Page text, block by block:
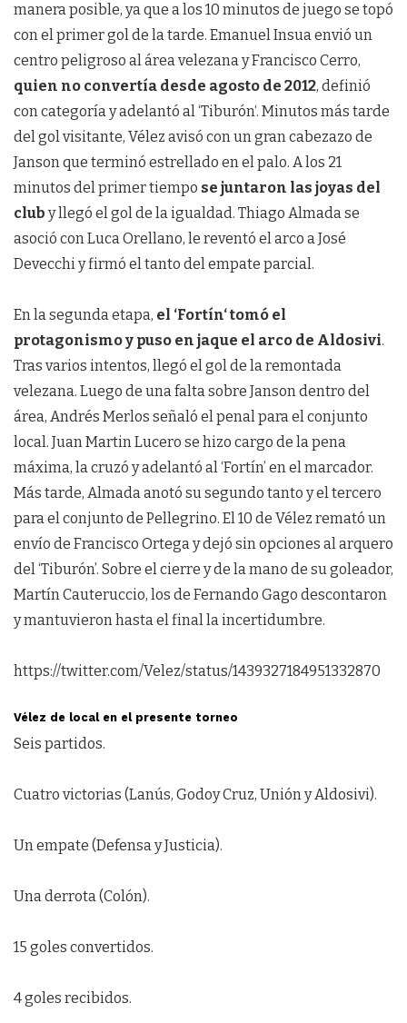
manera posible, ya que a los 10 minutos de juego se topó
con el primer gol de la tarde. Emanuel Insua envió un
centro peligroso al área velezana y Francisco Cerro,
quien no convertía desde agosto de 2012, definió
con categoría y adelantó al ‘Tiburón‘. Minutos más tarde
del gol visitante, Vélez avisó con un gran cabezazo de
Janson que terminó estrellado en el palo. A los 21
minutos del primer tiempo se juntaron las joyas del
club y llegó el gol de la igualdad. Thiago Almada se
asoció con Luca Orellano, le reventó el arco a José
Devecchi y firmó el tanto del empate parcial.
En la segunda etapa, el ‘Fortín‘ tomó el
protagonismo y puso en jaque el arco de Aldosivi.
Tras varios intentos, llegó el gol de la remontada
velezana. Luego de una falta sobre Janson dentro del
área, Andrés Merlos señaló el penal para el conjunto
local. Juan Martin Lucero se hizo cargo de la pena
máxima, la cruzó y adelantó al ‘Fortín’ en el marcador.
Más tarde, Almada anotó su segundo tanto y el tercero
para el conjunto de Pellegrino. El 10 de Vélez remató un
envío de Francisco Ortega y dejó sin opciones al arquero
del ‘Tiburón’. Sobre el cierre y de la mano de su goleador,
Martín Cauteruccio, los de Fernando Gago descontaron
y mantuvieron hasta el final la incertidumbre.
https://twitter.com/Velez/status/1439327184951332870
Vélez de local en el presente torneo
Seis partidos.
Cuatro victorias (Lanús, Godoy Cruz, Unión y Aldosivi).
Un empate (Defensa y Justicia).
Una derrota (Colón).
15 goles convertidos.
4 goles recibidos.